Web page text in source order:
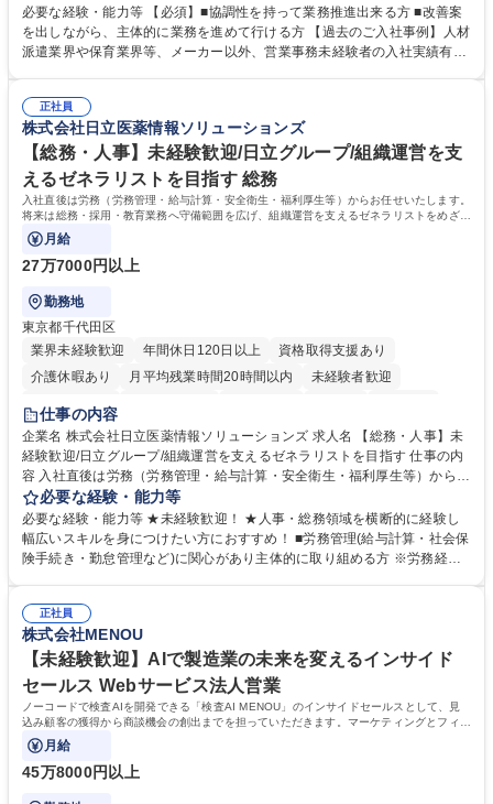
善をお任せ。 【教育制度】ご入社後、育成担当とペアになりながらOJTに
て業務を覚えていただくことが可能です。業務システムがきちんと構築さ
れているため、スムーズに仕事に慣れることができる環境です。また、
募集職種 【大阪・京都・滋賀】営業事務 ※未経験可
必要な経験・能力等 【必須】■協調性を持って業務推進出来る方 ■改善案
を出しながら、主体的に業務を進めて行ける方 【過去のご入社事例】人材
派遣業界や保育業界等、メーカー以外、営業事務未経験者の入社実績有
えて、お客様や社員の状況に合わせ、能動的なサポート、改善の動きも期
待され。組織を支えるスペシャリストとして、チームに貢献し、結果的に
社員から頼られる存在になることができます。平均19:30の退勤以降の業
務の持ち帰りも禁止されており、メリハリのある働き方となります。 学
歴・資格 学歴：大学院 大学 高専 短大 語学力： 資格：
正社員
株式会社日立医薬情報ソリューションズ
【総務・人事】未経験歓迎/日立グループ/組織運営を支
えるゼネラリストを目指す 総務
入社直後は労務（労務管理・給与計算・安全衛生・福利厚生等）からお任せいたします。
将来は総務・採用・教育業務へ守備範囲を広げ、組織運営を支えるゼネラリストをめざせ
ます。
月給
27万7000円以上
勤務地
東京都千代田区
業界未経験歓迎
年間休日120日以上
資格取得支援あり
介護休暇あり
月平均残業時間20時間以内
未経験者歓迎
住宅手当あり
育休あり
完全週休2日制 交通費支給 土日祝休み 寮・社宅あり
仕事の内容
企業名 株式会社日立医薬情報ソリューションズ 求人名 【総務・人事】未
経験歓迎/日立グループ/組織運営を支えるゼネラリストを目指す 仕事の内
容 入社直後は労務（労務管理・給与計算・安全衛生・福利厚生等）からお
任せいたします。将来は総務・採用・教育業務へ守備範囲を広げ、組織運
営を支えるゼネラリストをめざせます。 ・初期業務：労働時間管理、給与
計算、社会保険対応、福利厚生管理、安全衛生、健康経営推進等をお任せ
します。ご経験に応じて、休職者管理など、幅広く経験を積んでいただき
幅広く経験を積みたい意欲がある方に最適な環境です。 募集職種 【総
務・人事】未経験歓迎/日立グループ/組織運営を支えるゼネラリストを目
指す
必要な経験・能力等
必要な経験・能力等 ★未経験歓迎！ ★人事・総務領域を横断的に経験し
幅広いスキルを身につけたい方におすすめ！ ■労務管理(給与計算・社会保
険手続き・勤怠管理など)に関心があり主体的に取り組める方 ※労務経験
のご経験 ■労務管理（給与計算・社会保険手続き・勤怠管理など）の経験
■衛生管理者の資格をお持ちの方 学歴・資格 学歴：大学院 大学 高専 短大
専修学校 高校 語学力： 資格：
正社員
株式会社MENOU
【未経験歓迎】AIで製造業の未来を変えるインサイド
セールス Webサービス法人営業
ノーコードで検査AIを開発できる「検査AI MENOU」のインサイドセールスとして、見
込み顧客の獲得から商談機会の創出までを担っていただきます。マーケティングとフィー
ルドセールスをつなぐ役割として、
月給
45万8000円以上